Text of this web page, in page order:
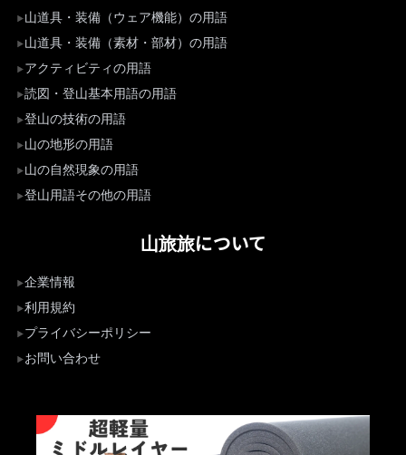
山道具・装備（ウェア機能）の用語
山道具・装備（素材・部材）の用語
アクティビティの用語
読図・登山基本用語の用語
登山の技術の用語
山の地形の用語
山の自然現象の用語
登山用語その他の用語
山旅旅について
企業情報
利用規約
プライバシーポリシー
お問い合わせ